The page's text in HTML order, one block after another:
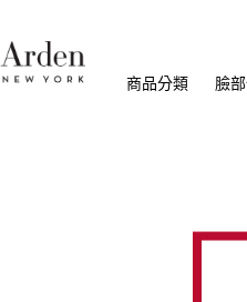
商品分類 臉